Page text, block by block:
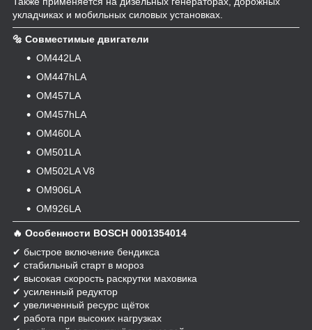
укладчиках и мобильных силовых установках.
🔩 Совместимые двигатели
OM442LA
OM447hLA
OM457LA
OM457hLA
OM460LA
OM501LA
OM502LA V8
OM906LA
OM926LA
🔥 Особенности BOSCH 0001354014
✔ быстрое включение бендикса
✔ стабильный старт в мороз
✔ высокая скорость раскрутки маховика
✔ усиленный редуктор
✔ увеличенный ресурс щёток
✔ работа при высоких нагрузках